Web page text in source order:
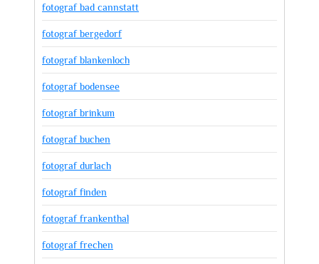
fotograf bad cannstatt
fotograf bergedorf
fotograf blankenloch
fotograf bodensee
fotograf brinkum
fotograf buchen
fotograf durlach
fotograf finden
fotograf frankenthal
fotograf frechen